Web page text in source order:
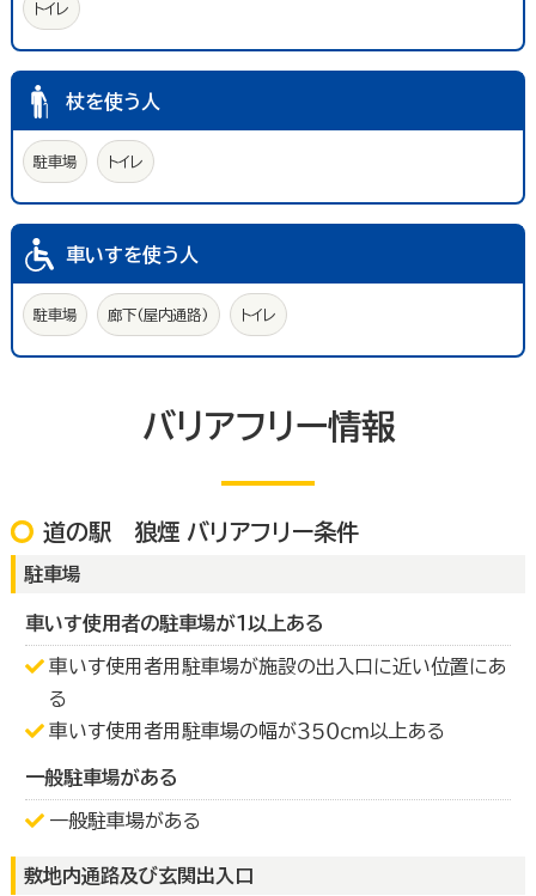
トイレ
杖を使う人
駐車場 トイレ
車いすを使う人
駐車場 廊下(屋内通路) トイレ
バリアフリー情報
道の駅 狼煙 バリアフリー条件
駐車場
車いす使用者の駐車場が１以上ある
車いす使用者用駐車場が施設の出入口に近い位置にあ
る
車いす使用者用駐車場の幅が３５０ｃｍ以上ある
一般駐車場がある
一般駐車場がある
敷地内通路及び玄関出入口